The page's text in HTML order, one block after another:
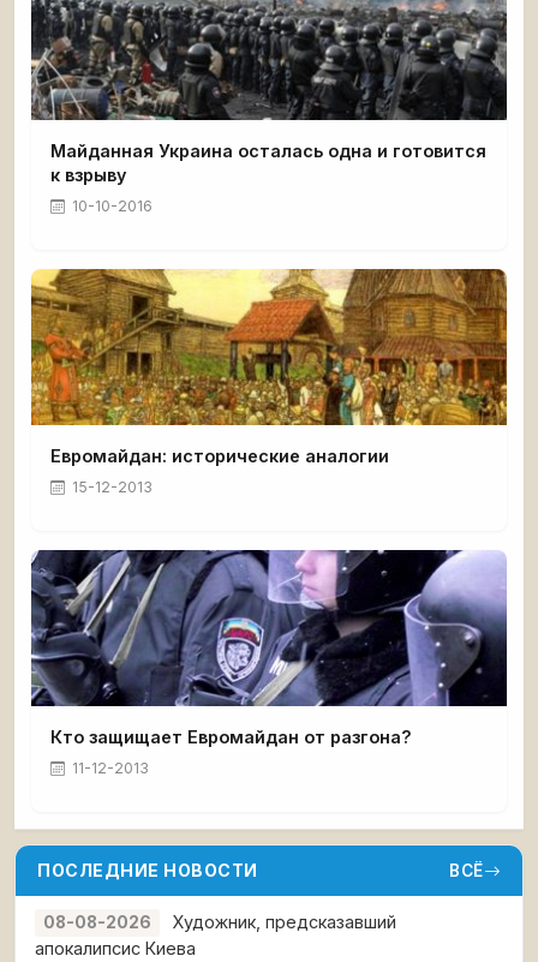
Майданная Украина осталась одна и готовится
к взрыву
10-10-2016
Евромайдан: исторические аналогии
15-12-2013
Кто защищает Евромайдан от разгона?
11-12-2013
ПОСЛЕДНИЕ НОВОСТИ ВСЁ
08-08-2026
Художник, предсказавший
апокалипсис Киева